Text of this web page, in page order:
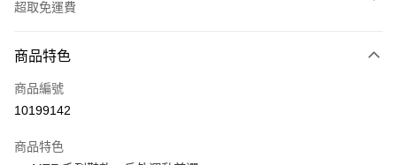
超取免運費
信用卡一次付款
超商取貨付款
商品特色
商品編號
10199142
商品特色